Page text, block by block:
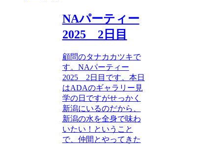
NAパーティー
2025 2日目
顧問のタナカカツキで
す。NAパーティー
2025 2日目です。本日
はADAのギャラリー見
学の日ですがせっかく
新潟にいるのだから、
新潟の水を全身で味わ
いたい！ということ
で、仲間とやってきた